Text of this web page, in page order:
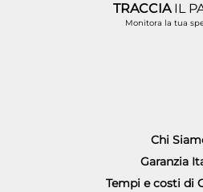
TRACCIA IL
Monitora la tua
Chi
Garanzia
Tempi e costi di